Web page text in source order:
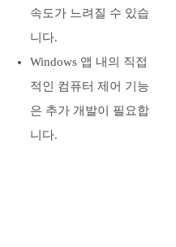
속도가 느려질 수 있습
니다.
Windows 앱 내의 직접
적인 컴퓨터 제어 기능
은 추가 개발이 필요합
니다.